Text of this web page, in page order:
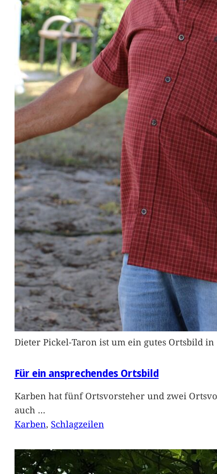
Dieter Pickel-Taron ist um ein gutes Ortsbild
Für ein ansprechendes Ortsbild
Karben hat fünf Ortsvorsteher und zwei
auch …
Karben, Schlagzeilen